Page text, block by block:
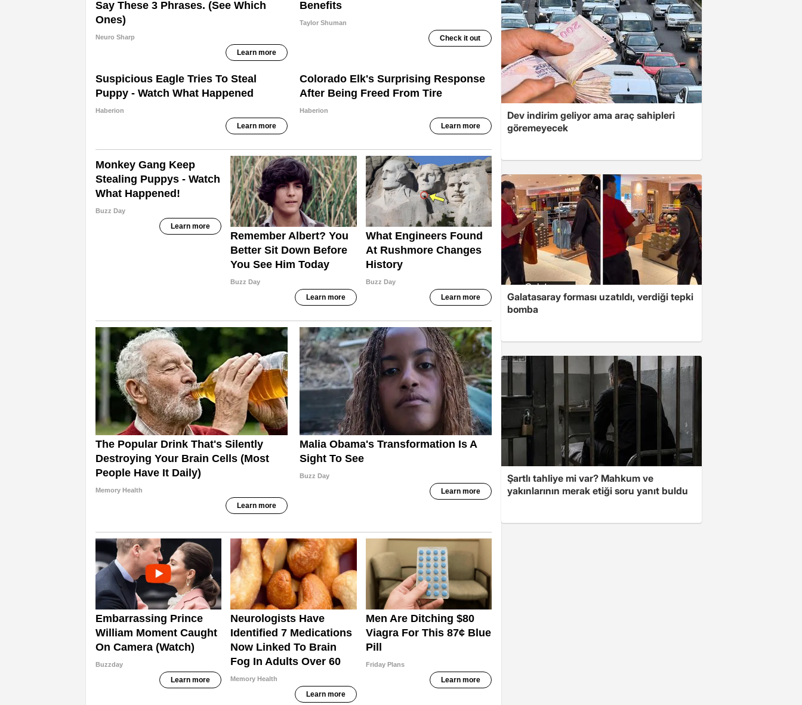
Dev indirim geliyor ama araç sahipleri
göremeyecek
Galatasaray forması uzatıldı, verdiği tepki
bomba
Şartlı tahliye mi var? Mahkum ve
yakınlarının merak etiği soru yanıt buldu